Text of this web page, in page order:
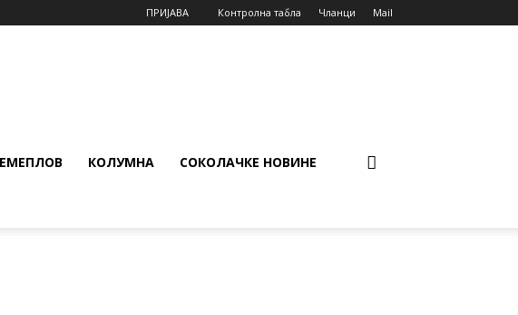
ПРИЈАВА Контролна табла Чланци Mail
КОЛУМНА СОКОЛАЧКЕ НОВИНЕ